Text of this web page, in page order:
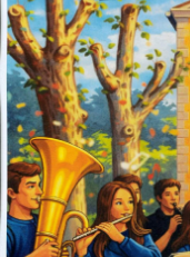
ÉDUCATION /
VIE COMMUNALE
MES SORTIES / MES